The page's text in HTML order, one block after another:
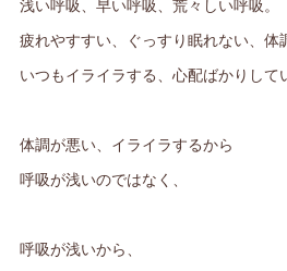
浅い呼吸、早い呼吸、荒々しい呼吸。
疲れやすすい、ぐっすり眠れない、体
いつもイライラする、心配ばかりし
体調が悪い、イライラするから
呼吸が浅いのではなく、
呼吸が浅いから、